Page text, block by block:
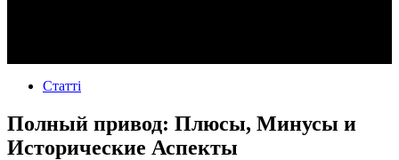
Статті
Полный привод: Плюсы, Минусы и
Исторические Аспекты